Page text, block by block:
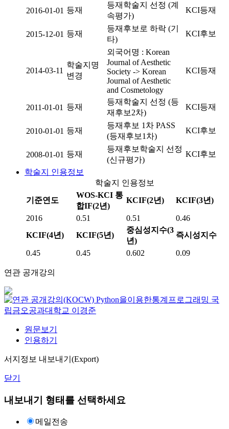
2016-01-01 등재
등재학술지 선정 (계
속평가)
KCI등재
2015-12-01 등재
등재후보로 하락 (기
타)
KCI후보
2014-03-11
학술지명
변경
외국어명 : Korean
Journal of Aesthetic
Society -> Korean
Journal of Aesthetic
and Cosmetology
KCI등재
2011-01-01 등재
등재학술지 선정 (등
재후보2차)
KCI등재
2010-01-01 등재
등재후보 1차 PASS
(등재후보1차)
KCI후보
2008-01-01 등재
등재후보학술지 선정
(신규평가)
KCI후보
학술지 인용정보
학술지 인용정보
기준연도
WOS-KCI 통
합IF(2년)
KCIF(2년) KCIF(3년)
2016 0.51 0.51
0.46
KCIF(4년)
KCIF(5년)
중심성지수(3
년)
즉시성지수
0.45 0.45 0.602 0.09
연관 공개강의
Python을이용한통계프로그래밍 국
립금오공과대학교 이경준
원문보기
인용하기
서지정보 내보내기(Export)
닫기
내보내기 형태를 선택하세요
메일전송